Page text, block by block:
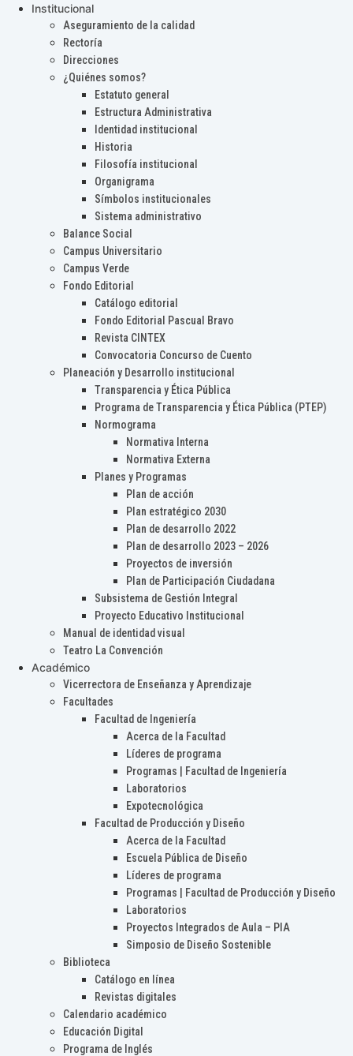
Institucional
Aseguramiento de la calidad
Rectoría
Direcciones
¿Quiénes somos?
Estatuto general
Estructura Administrativa
Identidad institucional
Historia
Filosofía institucional
Organigrama
Símbolos institucionales
Sistema administrativo
Balance Social
Campus Universitario
Campus Verde
Fondo Editorial
Catálogo editorial
Fondo Editorial Pascual Bravo
Revista CINTEX
Convocatoria Concurso de Cuento
Planeación y Desarrollo institucional
Transparencia y Ética Pública
Programa de Transparencia y Ética Pública (PTEP)
Normograma
Normativa Interna
Normativa Externa
Planes y Programas
Plan de acción
Plan estratégico 2030
Plan de desarrollo 2022
Plan de desarrollo 2023 – 2026
Proyectos de inversión
Plan de Participación Ciudadana
Subsistema de Gestión Integral
Proyecto Educativo Institucional
Manual de identidad visual
Teatro La Convención
Académico
Vicerrectora de Enseñanza y Aprendizaje
Facultades
Facultad de Ingeniería
Acerca de la Facultad
Líderes de programa
Programas | Facultad de Ingeniería
Laboratorios
Expotecnológica
Facultad de Producción y Diseño
Acerca de la Facultad
Escuela Pública de Diseño
Líderes de programa
Programas | Facultad de Producción y Diseño
Laboratorios
Proyectos Integrados de Aula – PIA
Simposio de Diseño Sostenible
Biblioteca
Catálogo en línea
Revistas digitales
Calendario académico
Educación Digital
Programa de Inglés